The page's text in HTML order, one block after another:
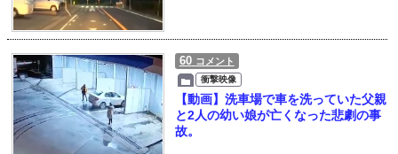
60 コメント
衝撃映像
【動画】洗車場で車を洗っていた父親
と2人の幼い娘が亡くなった悲劇の事
故。